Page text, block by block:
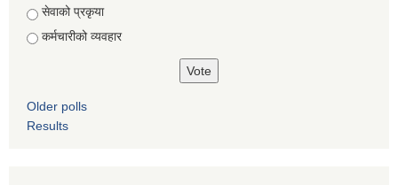
सेवाको प्रकृया
कर्मचारीको व्यवहार
Older polls
Results